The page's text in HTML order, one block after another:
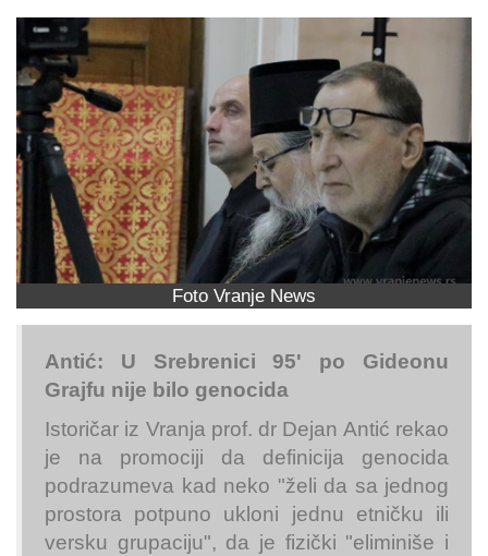
Foto Vranje News
Antić: U Srebrenici 95' po Gideonu
Grajfu nije bilo genocida
Istoričar iz Vranja prof. dr Dejan Antić rekao
je na promociji da definicija genocida
podrazumeva kad neko "želi da sa jednog
prostora potpuno ukloni jednu etničku ili
versku grupaciju", da je fizički "eliminiše i